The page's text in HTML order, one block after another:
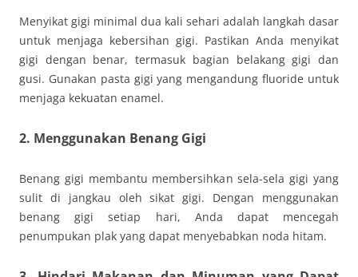
Menyikat gigi minimal dua kali sehari adalah langkah dasar
untuk menjaga kebersihan gigi. Pastikan Anda menyikat
gigi dengan benar, termasuk bagian belakang gigi dan
gusi. Gunakan pasta gigi yang mengandung fluoride untuk
menjaga kekuatan enamel.
2. Menggunakan Benang Gigi
Benang gigi membantu membersihkan sela-sela gigi yang
sulit di jangkau oleh sikat gigi. Dengan menggunakan
benang gigi setiap hari, Anda dapat mencegah
penumpukan plak yang dapat menyebabkan noda hitam.